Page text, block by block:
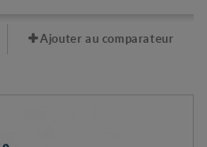
Ajouter au comparateur